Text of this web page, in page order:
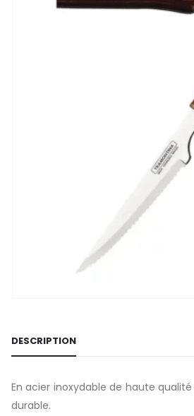
DESCRIPTION
En acier inoxydable de haute
durable.